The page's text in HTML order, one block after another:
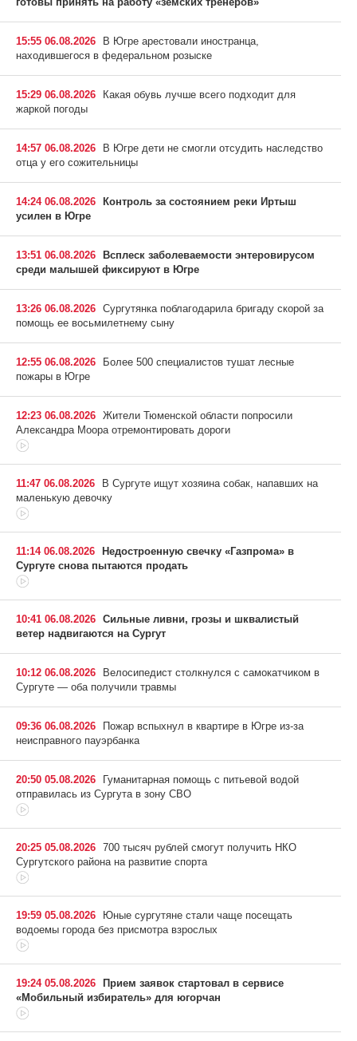
15:55 06.08.2026
В Югре арестовали иностранца,
находившегося в федеральном розыске
15:29 06.08.2026
Какая обувь лучше всего подходит для
жаркой погоды
14:57 06.08.2026
В Югре дети не смогли отсудить наследство
отца у его сожительницы
14:24 06.08.2026 Контроль за состоянием реки Иртыш
усилен в Югре
13:51 06.08.2026 Всплеск заболеваемости энтеровирусом
среди малышей фиксируют в Югре
13:26 06.08.2026 Сургутянка поблагодарила бригаду скорой за
помощь ее восьмилетнему сыну
12:55 06.08.2026
Более 500 специалистов тушат лесные
пожары в Югре
12:23 06.08.2026 Жители Тюменской области попросили
Александра Моора отремонтировать дороги
11:47 06.08.2026
В Сургуте ищут хозяина собак, напавших на
маленькую девочку
11:14 06.08.2026 Недостроенную свечку «Газпрома» в
Сургуте снова пытаются продать
10:41 06.08.2026 Сильные ливни, грозы и шквалистый
ветер надвигаются на Сургут
10:12 06.08.2026
Велосипедист столкнулся с самокатчиком в
Сургуте — оба получили травмы
09:36 06.08.2026
Пожар вспыхнул в квартире в Югре из-за
неисправного пауэрбанка
20:50 05.08.2026
Гуманитарная помощь с питьевой водой
отправилась из Сургута в зону СВО
20:25 05.08.2026 700 тысяч рублей смогут получить НКО
Сургутского района на развитие спорта
19:59 05.08.2026
Юные сургутяне стали чаще посещать
водоемы города без присмотра взрослых
19:24 05.08.2026 Прием заявок стартовал в сервисе
«Мобильный избиратель» для югорчан